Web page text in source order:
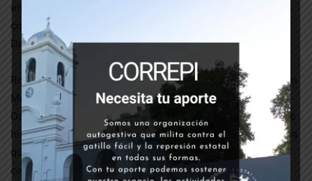
encontró culpable a los miembros de la bonaerense y los
condenó a 21 años y 8 meses para Benítez y 4 años para
Duarte.
Rodrigo Correa: El 17 de Julio de 2017 en Billinghurst, San
Martín, el policía bonaerense y miembro del GAD Hugo
Daniel Pos fusiló a Rodrigo Alejandro Correa de 14 años e
hirió a otrxs dos chicxs, tras disparar 16 veces con el arma
que le fue provista por el estado. En 2018 Hugo Pos, fue
condenado a 16 años de prisión. La lucha antirrepresiva